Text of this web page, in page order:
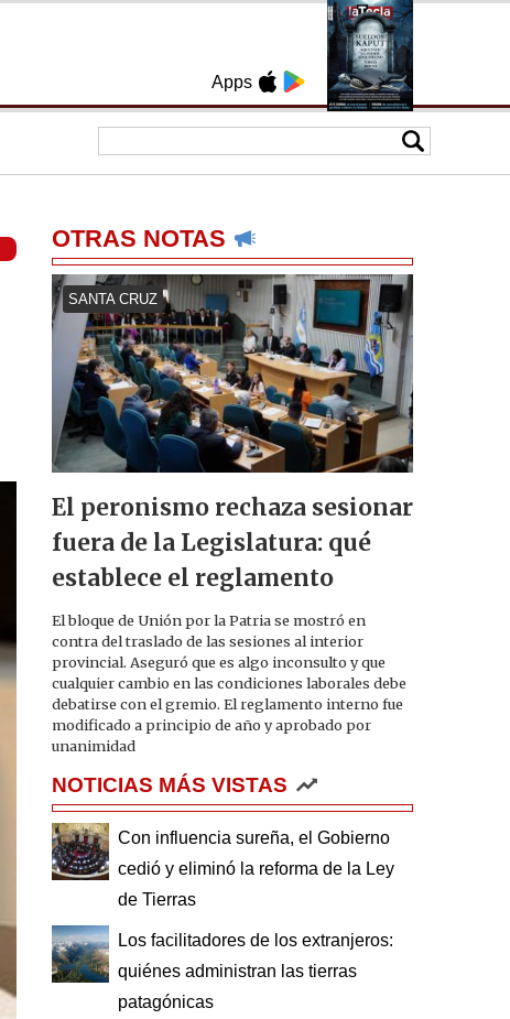
Apps
OTRAS NOTAS
SANTA CRUZ
El peronismo rechaza sesionar
fuera de la Legislatura: qué
establece el reglamento
El bloque de Unión por la Patria se mostró en
contra del traslado de las sesiones al interior
provincial. Aseguró que es algo inconsulto y que
cualquier cambio en las condiciones laborales debe
debatirse con el gremio. El reglamento interno fue
modificado a principio de año y aprobado por
unanimidad
NOTICIAS MÁS VISTAS
Con influencia sureña, el Gobierno
cedió y eliminó la reforma de la Ley
de Tierras
Los facilitadores de los extranjeros:
quiénes administran las tierras
patagónicas